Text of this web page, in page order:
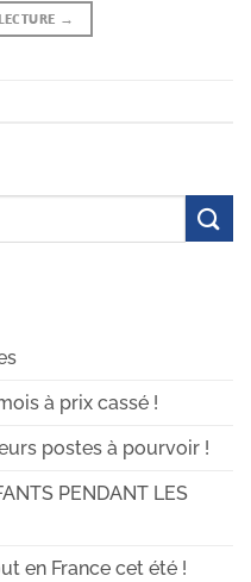
→
à prix cassé !
postes à pourvoir !
PENDANT LES
en France cet été !